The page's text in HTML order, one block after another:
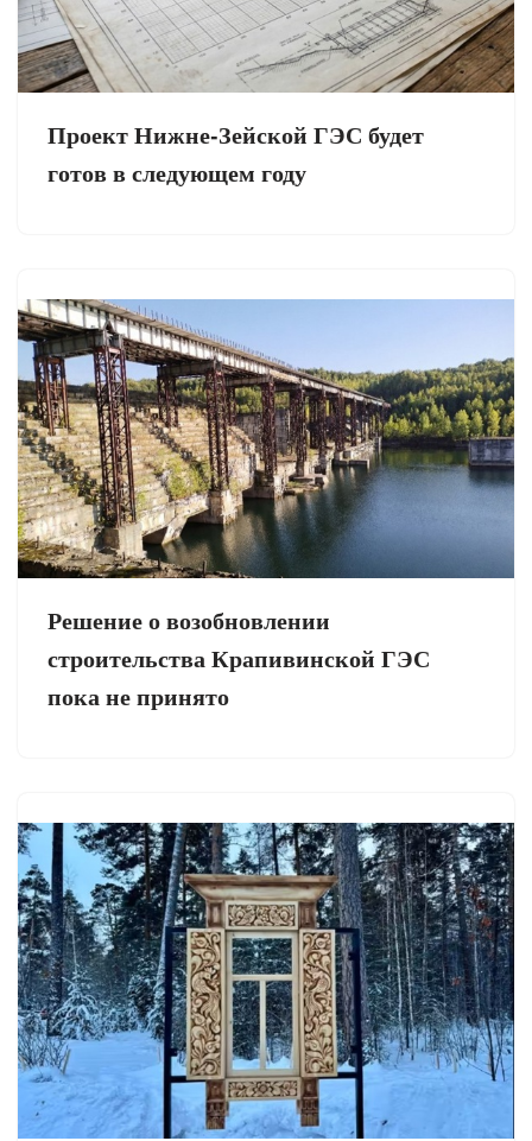
Проект Нижне-Зейской ГЭС будет
готов в следующем году
Решение о возобновлении
строительства Крапивинской ГЭС
пока не принято